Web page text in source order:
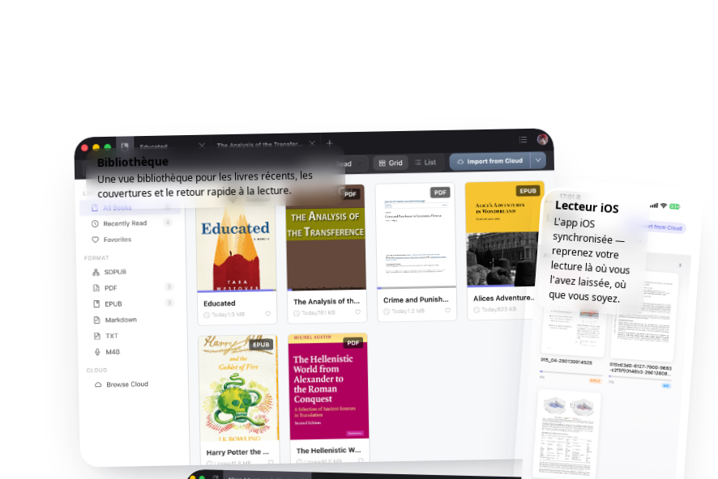
Bibliothèque
Une vue bibliothèque pour les livres récents, les
couvertures et le retour rapide à la lecture.
Lecteur iOS
L'app iOS
synchronisée —
reprenez votre
lecture là où vous
l'avez laissée, où
que vous soyez.